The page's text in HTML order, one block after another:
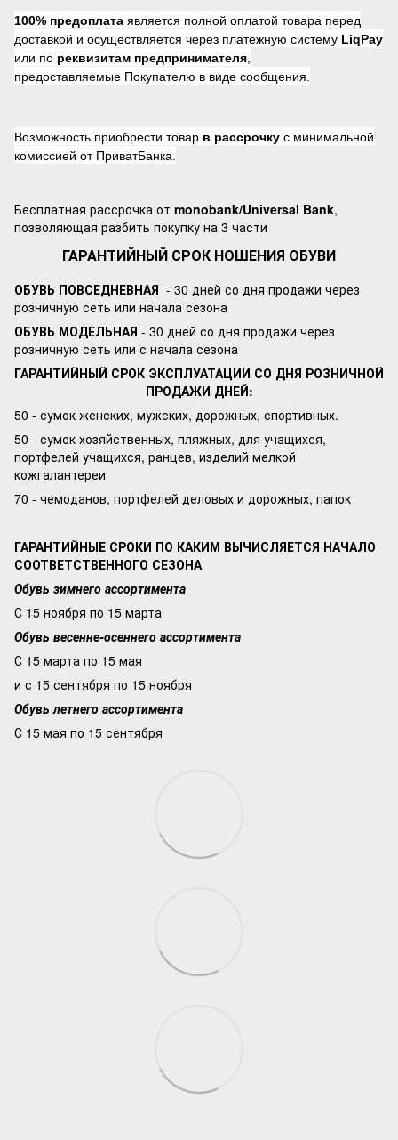
100% предоплата является полной оплатой товара перед
доставкой и осуществляется через платежную систему LiqPay
или по реквизитам предпринимателя
предоставляемые Покупателю в виде сообщения.
Возможность приобрести товар в рассрочку с минимальной
комиссией от ПриватБанка.
Бесплатная рассрочка от monobank/Universal Bank,
позволяющая разбить покупку на 3 части
ГАРАНТИЙНЫЙ СРОК НОШЕНИЯ ОБУВИ
ОБУВЬ ПОВСЕДНЕВНАЯ - 30 дней со дня продажи через
розничную сеть или начала сезона
ОБУВЬ МОДЕЛЬНАЯ - 30 дней со дня продажи через
розничную сеть или с начала сезона
ГАРАНТИЙНЫЙ СРОК ЭКСПЛУАТАЦИИ СО ДНЯ РОЗНИЧНОЙ
ПРОДАЖИ ДНЕЙ:
50 - сумок женских, мужских, дорожных, спортивных.
50 - сумок хозяйственных, пляжных, для учащихся,
портфелей учащихся, ранцев, изделий мелкой
кожгалантереи
70 - чемоданов, портфелей деловых и дорожных, папок
ГАРАНТИЙНЫЕ СРОКИ ПО КАКИМ ВЫЧИСЛЯЕТСЯ НАЧАЛО
СООТВЕТСТВЕННОГО СЕЗОНА
Обувь зимнего ассортимента
С 15 ноября по 15 марта
Обувь весенне-осеннего ассортимента
С 15 марта по 15 мая
и с 15 сентября по 15 ноября
Обувь летнего ассортимента
С 15 мая по 15 сентября